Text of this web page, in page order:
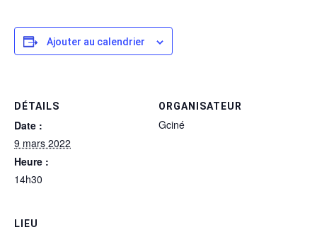
Ajouter au calendrier
DÉTAILS
Date :
9 mars 2022
Heure :
14h30
ORGANISATEUR
Gciné
LIEU